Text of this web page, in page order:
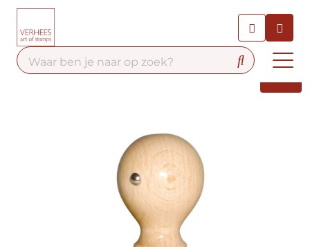
Contact